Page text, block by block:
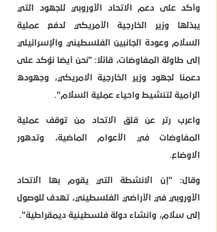
وأكد على دعم الاتحاد الأوروبي للجهود التي
يبذلها وزير الخارجية الأمريكي لدفع عملية
السلام وعودة الجانبين الفلسطيني والإسرائيلي
إلى طاولة المفاوضات، قائلا: "نحن أيضا نؤكد على
دعمنا لجهود وزير الخارجية الامريكي، وجهوده
الرامية لتنشيط واحياء عملية السلام".
واعرب رتر عن قلق الاتحاد من توقف عملية
المفاوضات في الأعوام الماضية، وتدهور
الاوضاع.
وقال: "إن الانشطة التي يقوم بها الاتحاد
الأوروبي في الأراضي الفلسطيني، تهدف للوصول
إلى سلام، وانشاء دولة فلسطينية ديمقراطية".